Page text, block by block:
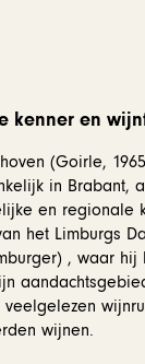
kenner en
(Goirle,
in Brabant,
en regionale
het Limburgs
, waar hij
wijnen.